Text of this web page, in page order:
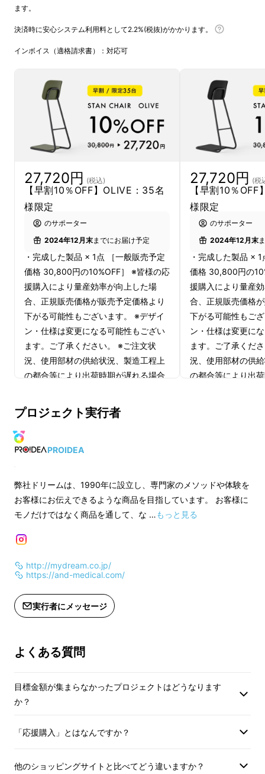
足と腰の２点を支える構造と人間工学的デザイ
を軽減。より健康的なスタンディングワークを
実現します。
スタンディングワークは、立ち姿勢を維持する
ためにインナーマッスルを使用し、筋肉の活動
量も増えるため、運動不足解消など健康的なメ
リットが期待されています。また、集中力が持
続しやすく、作業効率・生産性アップにつなが
る効率的なワークスタイルです。
一方、座りっぱなしのデスクワークは、腰に大
きな負担がかかり、筋力やエネルギー消費量の
低下、血行不良などの健康リスクが懸念されて
います。WHO（世界保健機構）が発表した
「身体活動・座位行動ガイドライン」でも、す
べての年代を対象に、座りっぱなしの時間を減
ワークに慣れていない方は、立ちっぱなしで仕
ません。つい楽な姿勢をとろうとして背中や腰
が丸まったり、足が疲れたりむくんだりして、
身体的に負荷がかかってしまうこともありま
そこで私たちは、背筋が伸びた正しい立ち姿勢
を維持し、足と腰を快適にサポートするスタン
ディングチェアの形を開発しました。
※モデル身長162cm
STAN CHAIRは、つま先がゆるやかに上がり、
の立ち姿勢では足に負担がかかるため、STAN
で、足への負荷を分散し、快適な立ち姿勢をア
ます。
決済時に安心システム利用料として2.2%(税抜)がかかります。
インボイス（適格請求書）：対応可
27,720円 (税込)
【早割10％OFF】OLIVE：35名
様限定
のサポーター
2024年12月末までにお届け予定
・完成した製品 × 1点 ［一般販売予定
価格 30,800円の10%OFF］ ※皆様の応
援購入により量産効率が向上した場
合、正規販売価格が販売予定価格より
下がる可能性もございます。 ※デザイ
ン・仕様は変更になる可能性もござい
ます。ご了承ください。 ※ご注文状
況、使用部材の供給状況、製造工程上
の都合等により出荷時期が遅れる場合
適格請求書発行事業者登録番号：あり
（適格請求書発行事業者登録番号の記
載のあるインボイスが必要な場合は、
お問合せください）
27,720円 (税
【早割10％
様限定
のサポーター
2024年12月末
・完成した製品 ×
価格 30,800円の
援購入により量産
合、正規販売価格
下がる可能性もご
ン・仕様は変更に
ます。ご了承くだ
況、使用部材の供
の都合等により出
お問合せください）
プロジェクト実行者
PROIDEA
弊社ドリームは、1990年に設立し、専門家のメソッドや体験を
お客様にお伝えできるような商品を目指しています。 お客様に
モノだけではなく商品を通して、な …もっと見る
http://mydream.co.jp/
https://and-medical.com/
実行者にメッセージ
よくある質問
目標金額が集まらなかったプロジェクトはどうなります
か？
「応援購入」とはなんですか？
他のショッピングサイトと比べてどう違いますか？